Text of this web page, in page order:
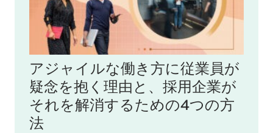
アジャイルな働き方に従業員が
疑念を抱く理由と、採用企業が
それを解消するための4つの方
法